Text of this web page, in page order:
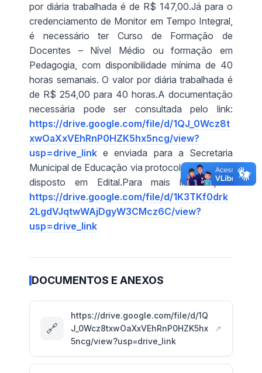
por diária trabalhada é de R$ 147,00.Já para o
credenciamento de Monitor em Tempo Integral,
é necessário ter Curso de Formação de
Docentes – Nível Médio ou formação em
Pedagogia, com disponibilidade mínima de 40
horas semanais. O valor por diária trabalhada é
de R$ 254,00 para 40 horas.A documentação
necessária pode ser consultada pelo link:
https://drive.google.com/file/d/1QJ_0Wcz8t
xwOaXxVEhRnP0HZK5hx5ncg/view?
usp=drive_link e enviada para a Secretaria
Municipal de Educação via protocolo, conforme
disposto em Edital.Para mais informações
https://drive.google.com/file/d/1K3TKf0drk
2LgdVJqtwWAjDgyW3CMcz6C/view?
usp=drive_link
DOCUMENTOS E ANEXOS
🔗
https://drive.google.com/file/d/1Q
J_0Wcz8txwOaXxVEhRnP0HZK5hx
5ncg/view?usp=drive_link
↗